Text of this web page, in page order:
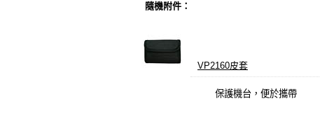
隨機附件：
VP2160皮套
保護機台，便於攜帶